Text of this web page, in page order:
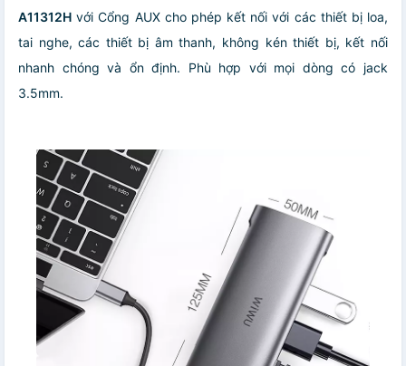
A11312H với Cổng AUX cho phép kết nối với các thiết bị loa,
tai nghe, các thiết bị âm thanh, không kén thiết bị, kết nối
nhanh chóng và ổn định. Phù hợp với mọi dòng có jack
3.5mm.